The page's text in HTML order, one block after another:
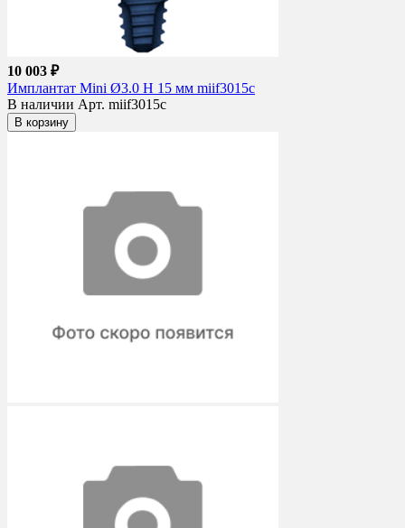
10 003 ₽
Имплантат Mini Ø3.0 H 15 мм miif3015c
В наличии Арт. miif3015c
В корзину